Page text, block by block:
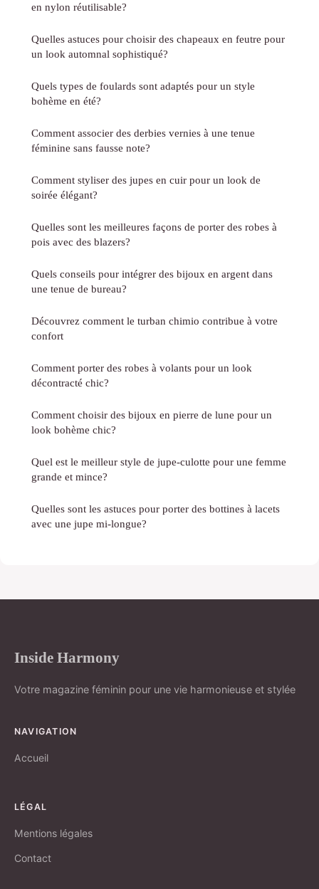
en nylon réutilisable?
Quelles astuces pour choisir des chapeaux en feutre pour
un look automnal sophistiqué?
Quels types de foulards sont adaptés pour un style
bohème en été?
Comment associer des derbies vernies à une tenue
féminine sans fausse note?
Comment styliser des jupes en cuir pour un look de
soirée élégant?
Quelles sont les meilleures façons de porter des robes à
pois avec des blazers?
Quels conseils pour intégrer des bijoux en argent dans
une tenue de bureau?
Découvrez comment le turban chimio contribue à votre
confort
Comment porter des robes à volants pour un look
décontracté chic?
Comment choisir des bijoux en pierre de lune pour un
look bohème chic?
Quel est le meilleur style de jupe-culotte pour une femme
grande et mince?
Quelles sont les astuces pour porter des bottines à lacets
avec une jupe mi-longue?
Inside Harmony
Votre magazine féminin pour une vie harmonieuse et stylée
NAVIGATION
Accueil
LÉGAL
Mentions légales
Contact